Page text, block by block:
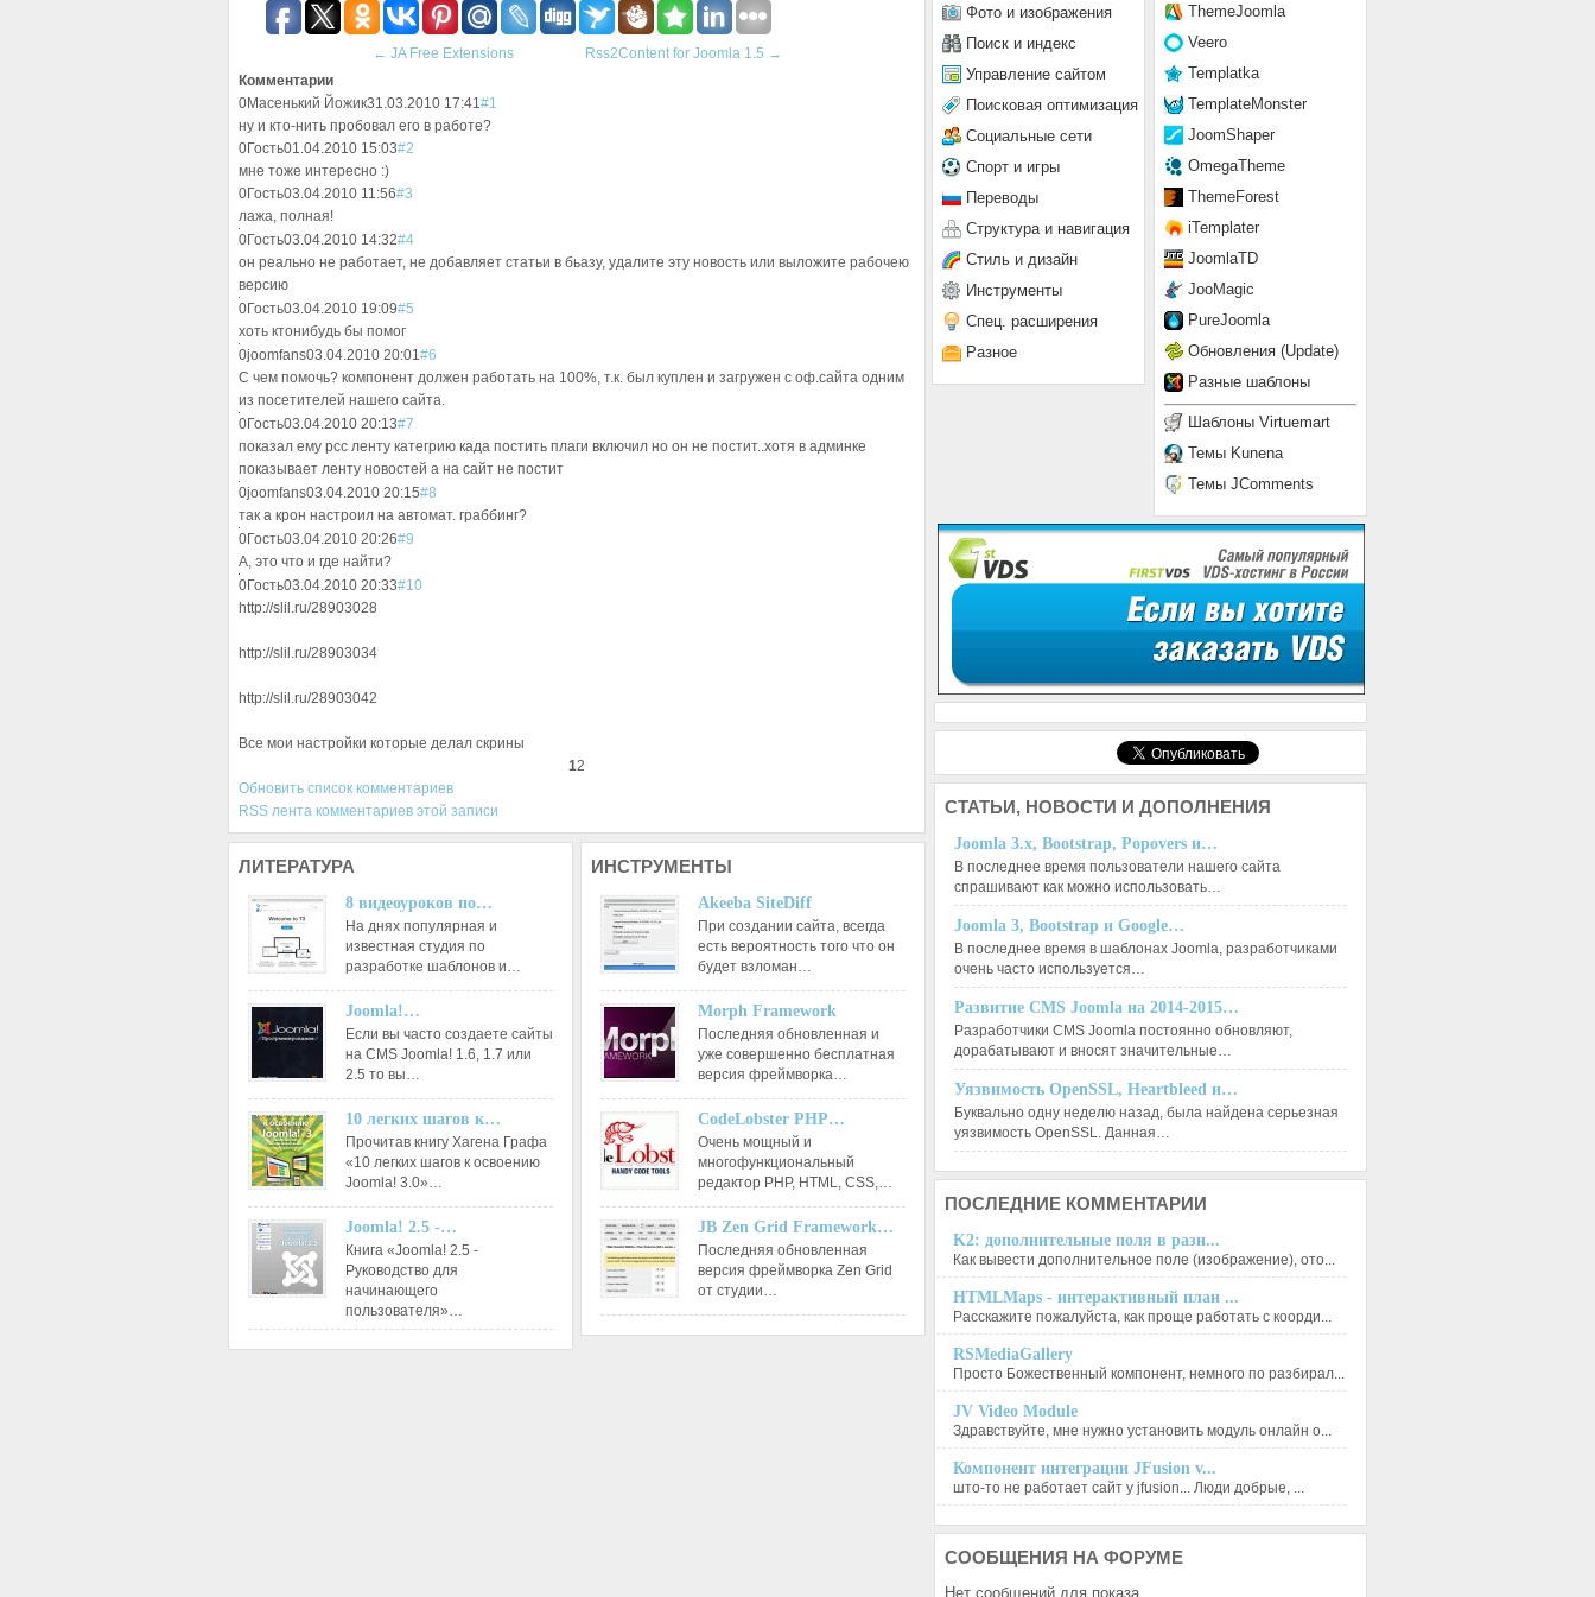
← JA Free Extensions Rss2Content for Joomla 1.5 →
Комментарии
0Масенький Йожик31.03.2010 17:41#1
ну и кто-нить пробовал его в работе?
0Гость01.04.2010 15:03#2
мне тоже интересно :)
0Гость03.04.2010 11:56#3
лажа, полная!
0Гость03.04.2010 14:32#4
он реально не работает, не добавляет статьи в бьазу, удалите эту новость или выложите рабочею
версию
0Гость03.04.2010 19:09#5
хоть ктонибудь бы помог
0joomfans03.04.2010 20:01#6
С чем помочь? компонент должен работать на 100%, т.к. был куплен и загружен с оф.сайта одним
из посетителей нашего сайта.
0Гость03.04.2010 20:13#7
показал ему рсс ленту категрию када постить плаги включил но он не постит..хотя в админке
показывает ленту новостей а на сайт не постит
0joomfans03.04.2010 20:15#8
так а крон настроил на автомат. граббинг?
0Гость03.04.2010 20:26#9
А, это что и где найти?
0Гость03.04.2010 20:33#10
http://slil.ru/28903028
http://slil.ru/28903034
http://slil.ru/28903042
Все мои настройки которые делал скрины
12
Обновить список комментариев
RSS лента комментариев этой записи
ЛИТЕРАТУРА
8 видеоуроков по…
На днях популярная и
известная студия по
разработке шаблонов и…
Joomla!…
Если вы часто создаете сайты
на CMS Joomla! 1.6, 1.7 или
2.5 то вы…
10 легких шагов к…
Прочитав книгу Хагена Графа
«10 легких шагов к освоению
Joomla! 3.0»…
Joomla! 2.5 -…
Книга «Joomla! 2.5 -
Руководство для
начинающего
пользователя»…
ИНСТРУМЕНТЫ
Akeeba SiteDiff
При создании сайта, всегда
есть вероятность того что он
будет взломан…
Morph Framework
Последняя обновленная и
уже совершенно бесплатная
версия фреймворка…
CodeLobster PHP…
Очень мощный и
многофункциональный
редактор РНР, HTML, CSS,…
JB Zen Grid Framework…
Последняя обновленная
версия фреймворка Zen Grid
от студии…
ThemeJoomla
Veero
Templatka
TemplateMonster
JoomShaper
OmegaTheme
ThemeForest
iTemplater
JoomlaTD
JooMagic
PureJoomla
Обновления (Update)
Разные шаблоны
Шаблоны Virtuemart
Темы Kunena
Темы JComments
Фото и изображения
Поиск и индекс
Управление сайтом
Поисковая оптимизация
Социальные сети
Спорт и игры
Переводы
Структура и навигация
Стиль и дизайн
Инструменты
Спец. расширения
Разное
СТАТЬИ, НОВОСТИ И ДОПОЛНЕНИЯ
Joomla 3.x, Bootstrap, Popovers и…
В последнее время пользователи нашего сайта
спрашивают как можно использовать…
Joomla 3, Bootstrap и Google…
В последнее время в шаблонах Joomla, разработчиками
очень часто используется…
Развитие CMS Joomla на 2014-2015…
Разработчики CMS Joomla постоянно обновляют,
дорабатывают и вносят значительные…
Уязвимость OpenSSL, Heartbleed и…
Буквально одну неделю назад, была найдена серьезная
уязвимость OpenSSL. Данная…
ПОСЛЕДНИЕ КОММЕНТАРИИ
K2: дополнительные поля в разн...
Как вывести дополнительное поле (изображение), ото...
HTMLMaps - интерактивный план ...
Расскажите пожалуйста, как проще работать с коорди...
RSMediaGallery
Просто Божественный компонент, немного по разбирал...
JV Video Module
Здравствуйте, мне нужно установить модуль онлайн о...
Компонент интеграции JFusion v...
што-то не работает сайт у jfusion... Люди добрые, ...
СООБЩЕНИЯ НА ФОРУМЕ
Нет сообщений для показа